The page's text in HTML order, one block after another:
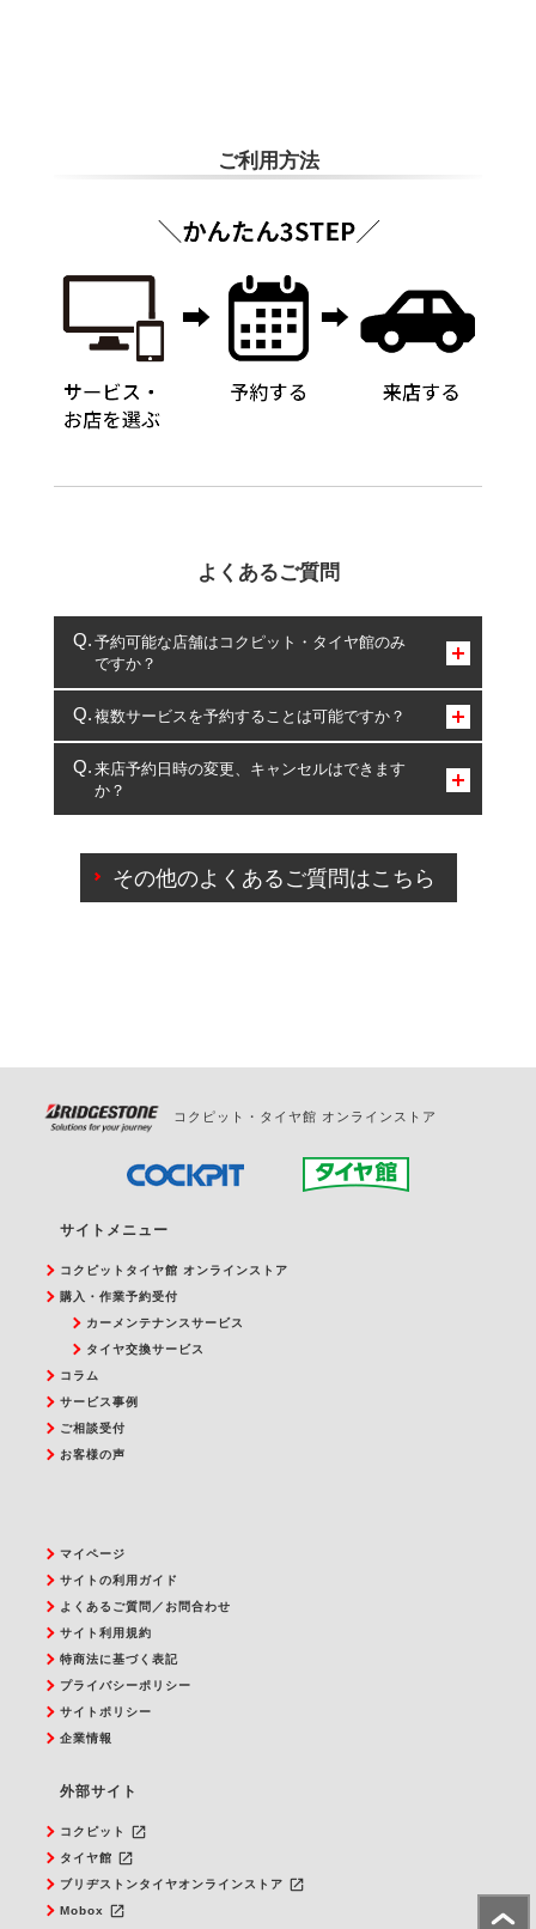
ご利用方法
よくあるご質問
予約可能な店舗はコクピット・タイヤ館のみ
ですか？
コクピット・タイヤ館のみとなります。
複数サービスを予約することは可能ですか？
複数サービスのご予約は可能です。
一部の商品・サービスの組み合わせに限り、同時にご予約が
出来ないものもございます。
来店予約日時の変更、キャンセルはできます
か？
ご来店予約日の3営業日前を過ぎている場合のご予約
の日時変更につきましては、直接ご予約の店舗まで
その他のよくあるご質問はこちら
コクピット・タイヤ館 オンラインストア
サイトメニュー
コクピットタイヤ館 オンラインストア
購入・作業予約受付
カーメンテナンスサービス
タイヤ交換サービス
コラム
サービス事例
ご相談受付
お客様の声
マイページ
サイトの利用ガイド
よくあるご質問／お問合わせ
サイト利用規約
特商法に基づく表記
プライバシーポリシー
サイトポリシー
企業情報
外部サイト
コクピット launch
タイヤ館 launch
ブリヂストンタイヤオンラインストア launch
Mobox launch